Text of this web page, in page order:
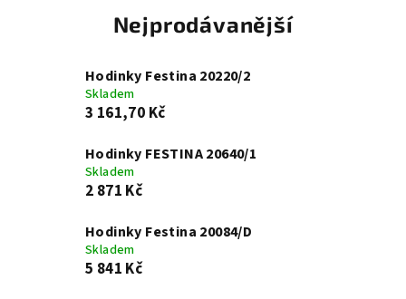
Nejprodávanější
Hodinky Festina 20220/2
Skladem
3 161,70 Kč
Hodinky FESTINA 20640/1
Skladem
2 871 Kč
Hodinky Festina 20084/D
Skladem
5 841 Kč